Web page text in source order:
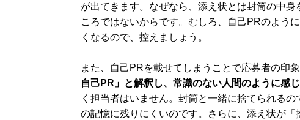
が出てきます。なぜなら、添え状とは封筒の中
ころではないからです。むしろ、自己PRのよう
くなるので、控えましょう。
また、自己PRを載せてしまうことで応募者の印
自己PR」と解釈し、常識のない人間のように感
く担当者はいません。封筒と一緒に捨てられる
の記憶に残りにくいのです。さらに、添え状が